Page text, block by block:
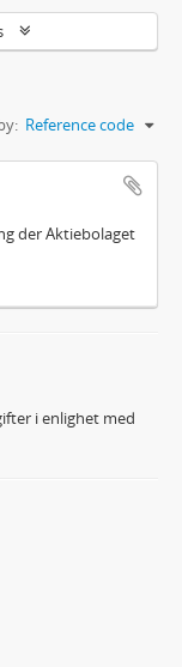
Reference code
der Aktiebolaget
i enlighet med